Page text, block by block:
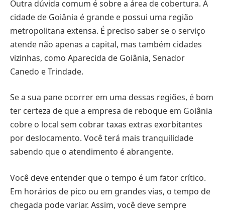
Outra dúvida comum é sobre a área de cobertura. A
cidade de Goiânia é grande e possui uma região
metropolitana extensa. É preciso saber se o serviço
atende não apenas a capital, mas também cidades
vizinhas, como Aparecida de Goiânia, Senador
Canedo e Trindade.
Se a sua pane ocorrer em uma dessas regiões, é bom
ter certeza de que a empresa de reboque em Goiânia
cobre o local sem cobrar taxas extras exorbitantes
por deslocamento. Você terá mais tranquilidade
sabendo que o atendimento é abrangente.
Você deve entender que o tempo é um fator crítico.
Em horários de pico ou em grandes vias, o tempo de
chegada pode variar. Assim, você deve sempre